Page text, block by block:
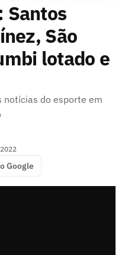
Santos
São
lotado e
notícias do esporte em
Google